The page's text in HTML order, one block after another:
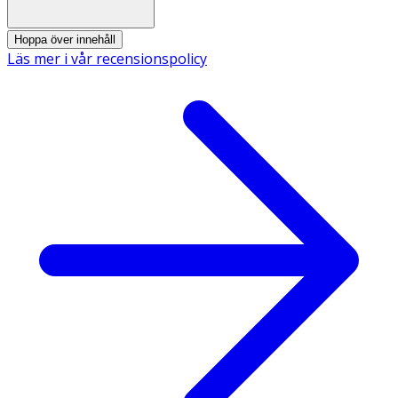
Hoppa över innehåll
Läs mer i vår recensionspolicy